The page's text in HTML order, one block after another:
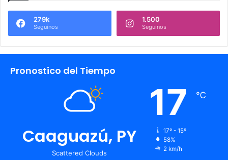
279k
Seguinos
1.500
Seguinos
Pronostico del Tiempo
Caaguazú, PY
Scattered Clouds
17 ℃
17º - 15º
58%
2 km/h